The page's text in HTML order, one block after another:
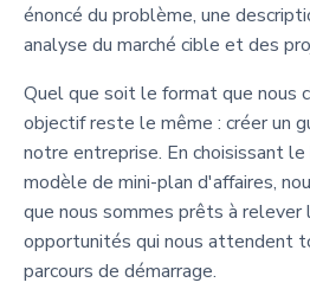
énoncé du problème, une
analyse du marché cible et des
Quel que soit le format que nous
objectif reste le même : créer un
notre entreprise. En choisissant
modèle de mini-plan d'affaires,
que nous sommes prêts à
opportunités qui nous attendent
parcours de démarrage.